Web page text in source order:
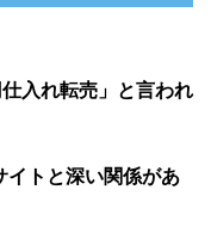
入れ転売」と言われ
イトと深い関係があ